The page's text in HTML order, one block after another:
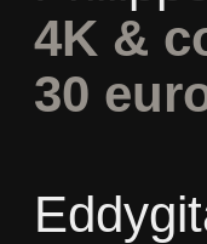
4K &
30